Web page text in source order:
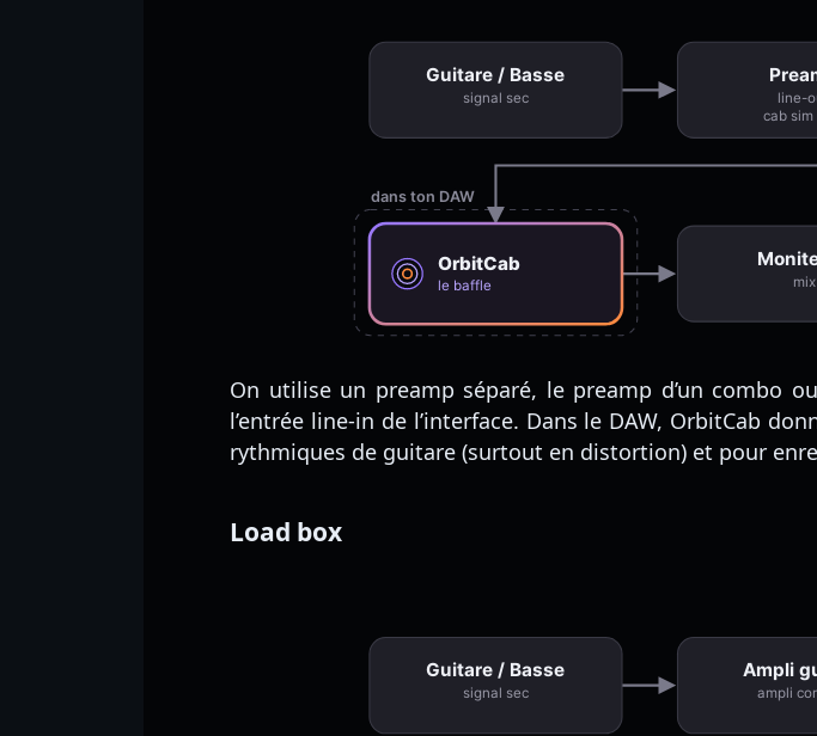
dans ton DAW
Guitare / Basse
signal sec
line-
cab sim
OrbitCab
le baffle mix
On utilise un preamp séparé, le preamp d’un combo
l’entrée line-in de l’interface. Dans le DAW, OrbitCab
rythmiques de guitare (surtout en distortion) et pour
Load box
Guitare / Basse
signal sec
Ampli
ampli